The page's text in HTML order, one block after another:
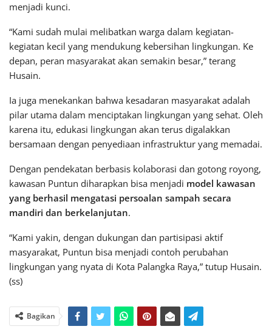
menjadi kunci.
“Kami sudah mulai melibatkan warga dalam kegiatan-
kegiatan kecil yang mendukung kebersihan lingkungan. Ke
depan, peran masyarakat akan semakin besar,” terang
Husain.
Ia juga menekankan bahwa kesadaran masyarakat adalah
pilar utama dalam menciptakan lingkungan yang sehat. Oleh
karena itu, edukasi lingkungan akan terus digalakkan
bersamaan dengan penyediaan infrastruktur yang memadai.
Dengan pendekatan berbasis kolaborasi dan gotong royong,
kawasan Puntun diharapkan bisa menjadi model kawasan
yang berhasil mengatasi persoalan sampah secara
mandiri dan berkelanjutan.
“Kami yakin, dengan dukungan dan partisipasi aktif
masyarakat, Puntun bisa menjadi contoh perubahan
lingkungan yang nyata di Kota Palangka Raya,” tutup Husain.
(ss)
Bagikan